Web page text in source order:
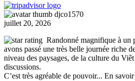
djco1570
juillet 20, 2026
Randonné magnifique à un
avons passé une très belle journée riche
niveau des paysages, de la culture du
discussions.
C’est très agréable de pouvoir... En